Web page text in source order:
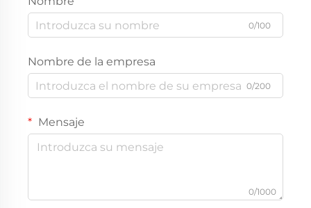
0/100
Nombre de la empresa
0/200
Mensaje
0/1000